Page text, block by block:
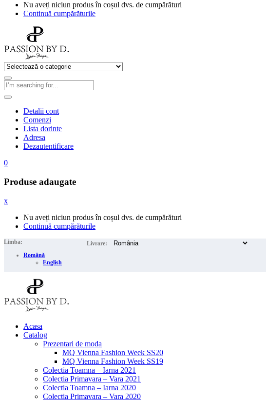
Nu aveți niciun produs în coșul dvs. de cumpărături
Continuă cumpărăturile
Detalii cont
Comenzi
Lista dorinte
Adresa
Dezautentificare
0
Produse adaugate
x
Nu aveți niciun produs în coșul dvs. de cumpărături
Continuă cumpărăturile
Limba:
Română
English
Livrare:
Acasa
Catalog
Prezentari de moda
MQ Vienna Fashion Week SS20
MQ Vienna Fashion Week SS19
Colectia Toamna – Iarna 2021
Colectia Primavara – Vara 2021
Colectia Toamna – Iarna 2020
Colectia Primavara – Vara 2020